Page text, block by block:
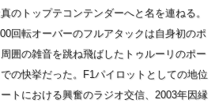
のトップテコンテンダーへと名を連ねる。
回転オーバーのフルアタックは自身初のポ
囲の雑音を跳ね飛ばしたトゥルーリのポー
の快挙だった。F1パイロットとしての地位
トにおける興奮のラジオ交信、2003年因縁